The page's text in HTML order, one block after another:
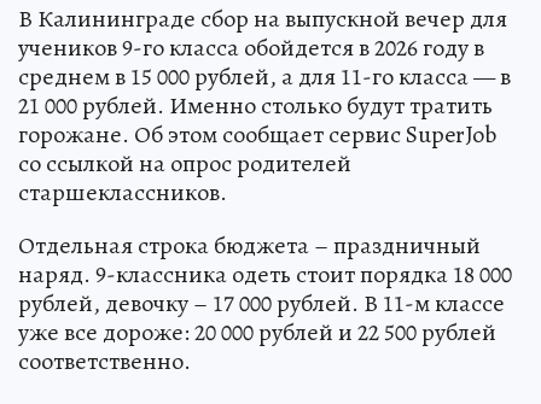
В Калининграде сбор на выпускной вечер для
учеников 9-го класса обойдется в 2026 году в
среднем в 15 000 рублей, а для 11-го класса — в
21 000 рублей. Именно столько будут тратить
горожане. Об этом сообщает сервис SuperJob
со ссылкой на опрос родителей
старшеклассников.
Отдельная строка бюджета – праздничный
наряд. 9-классника одеть стоит порядка 18 000
рублей, девочку – 17 000 рублей. В 11-м классе
уже все дороже: 20 000 рублей и 22 500 рублей
соответственно.